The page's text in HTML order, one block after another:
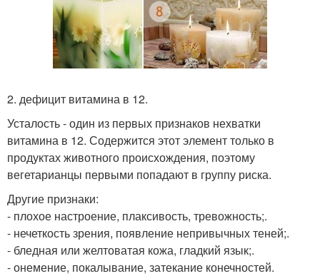
2. дефицит витамина в 12.
Усталость - один из первых признаков нехватки
витамина в 12. Содержится этот элемент только в
продуктах животного происхождения, поэтому
вегетарианцы первыми попадают в группу риска.
Другие признаки:
- плохое настроение, плаксивость, тревожность;.
- нечеткость зрения, появление непривычных теней;.
- бледная или желтоватая кожа, гладкий язык;.
- онемение, покалывание, затекание конечностей.